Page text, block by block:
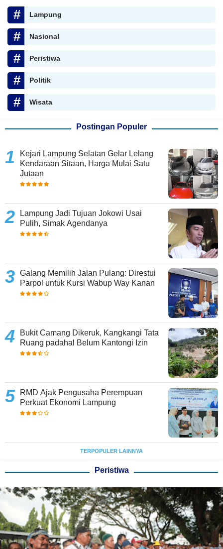
Lampung
Nasional
Peristiwa
Politik
Wisata
Postingan Populer
Kejari Lampung Selatan Gelar Lelang
Kendaraan Sitaan, Harga Mulai Satu
Jutaan
Lampung Jadi Tujuan Jokowi Usai
Pulih, Simak Agendanya
Galang Memilih Jalan Pulang: Direstui
Parpol untuk Kursi Wabup Way Kanan
Bukit Camang Dikeruk, Kangkangi Tata
Ruang padahal Belum Kantongi Izin
RMD Ajak Pengusaha Perempuan
Perkuat Ekonomi Lampung
TERPOPULER LAINNYA
Peristiwa